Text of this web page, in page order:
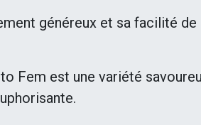
généreux et sa facilité
Fem est une variété